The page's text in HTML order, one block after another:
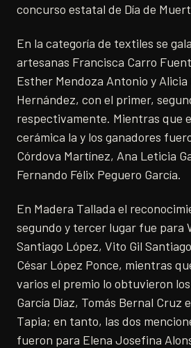
concurso estatal de Día de
En la categoría de textiles se
artesanas Francisca Carro
Esther Mendoza Antonio y Alicia
Hernández, con el primer,
respectivamente. Mientras que
cerámica la y los ganadores
Córdova Martínez, Ana Leticia
Fernando Félix Peguero García.
En Madera Tallada el
segundo y tercer lugar fue para
Santiago López, Vito Gil
César López Ponce, mientras
varios el premio lo obtuvieron
García Díaz, Tomás Bernal Cruz
Tapia; en tanto, las dos
fueron para Elena Josefina